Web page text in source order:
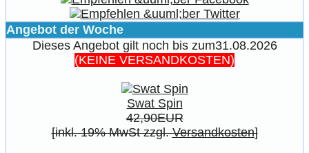
Angebot der Woche
Dieses Angebot gilt noch bis zum31.08.2026
(KEINE VERSANDKOSTEN)
Swat Spin
42,90EUR
[inkl. 19% MwSt zzgl.Versandkosten]